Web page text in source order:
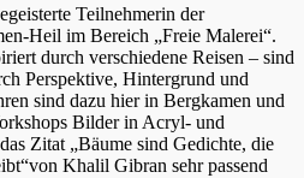
Teilnehmerin der
Heil im Bereich „Freie Malerei“.
durch verschiedene Reisen – sind
Perspektive, Hintergrund und
sind dazu hier in Bergkamen und
Bilder in Acryl- und
Zitat „Bäume sind Gedichte, die
Khalil Gibran sehr passend